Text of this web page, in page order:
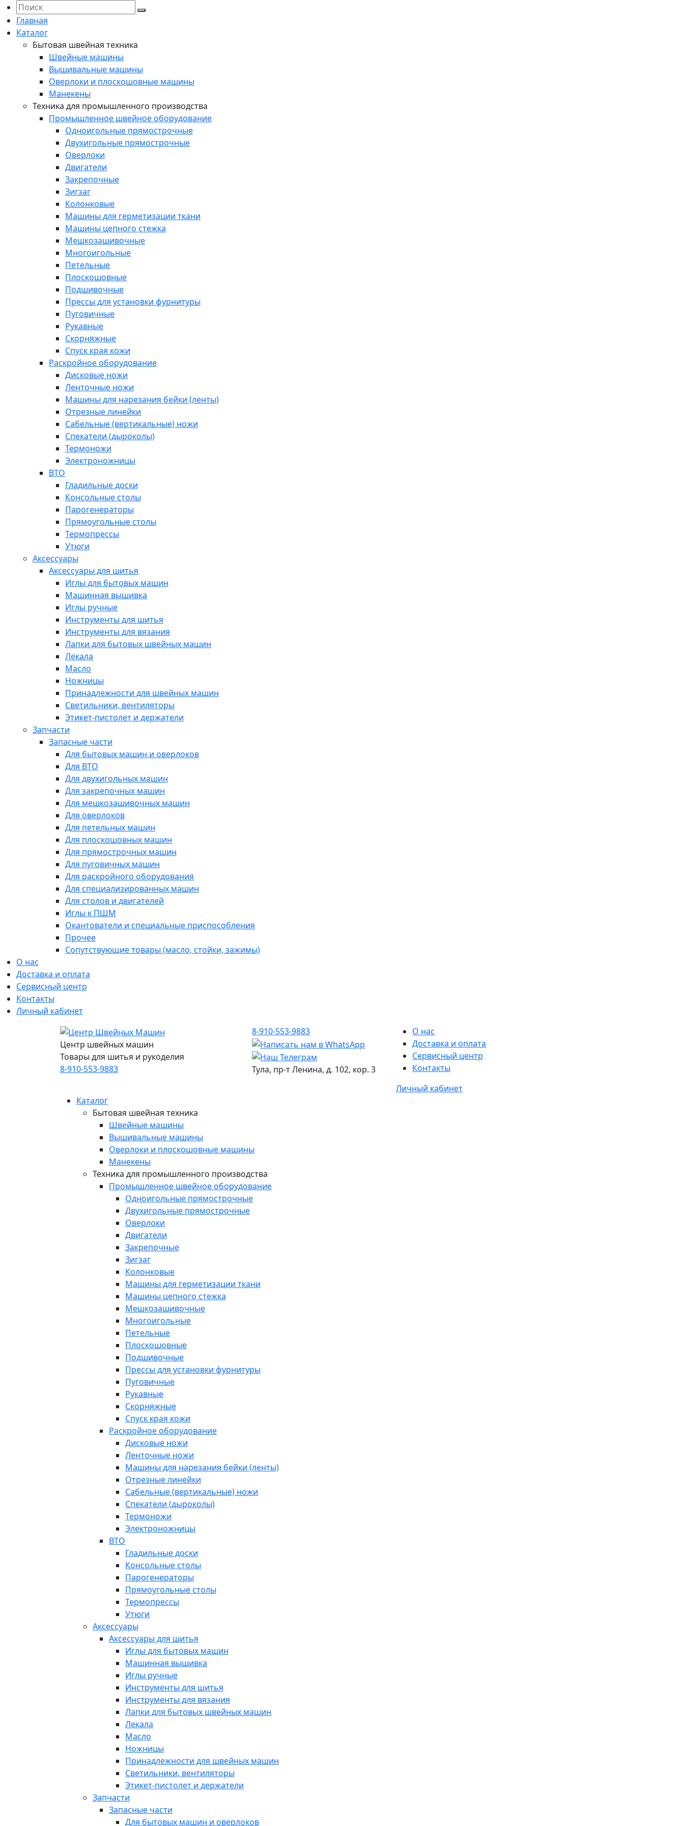
Главная
Каталог
Бытовая швейная техника
Швейные машины
Вышивальные машины
Оверлоки и плоскошовные машины
Манекены
Техника для промышленного производства
Промышленное швейное оборудование
Одноигольные прямострочные
Двухигольные прямострочные
Оверлоки
Двигатели
Закрепочные
Зигзаг
Колонковые
Машины для герметизации ткани
Машины цепного стежка
Мешкозашивочные
Многоигольные
Петельные
Плоскошовные
Подшивочные
Прессы для установки фурнитуры
Пуговичные
Рукавные
Скорняжные
Спуск края кожи
Раскройное оборудование
Дисковые ножи
Ленточные ножи
Машины для нарезания бейки (ленты)
Отрезные линейки
Сабельные (вертикальные) ножи
Спекатели (дыроколы)
Термоножи
Электроножницы
ВТО
Гладильные доски
Консольные столы
Парогенераторы
Прямоугольные столы
Термопрессы
Утюги
Аксессуары
Аксессуары для шитья
Иглы для бытовых машин
Машинная вышивка
Иглы ручные
Инструменты для шитья
Инструменты для вязания
Лапки для бытовых швейных машин
Лекала
Масло
Ножницы
Принадлежности для швейных машин
Светильники, вентиляторы
Этикет-пистолет и держатели
Запчасти
Запасные части
Для бытовых машин и оверлоков
Для ВТО
Для двухигольных машин
Для закрепочных машин
Для мешкозашивочных машин
Для оверлоков
Для петельных машин
Для плоскошовных машин
Для прямострочных машин
Для пуговичных машин
Для раскройного оборудования
Для специализированных машин
Для столов и двигателей
Иглы к ПШМ
Окантователи и специальные приспособления
Прочее
Сопутствующие товары (масло, стойки, зажимы)
О нас
Доставка и оплата
Сервисный центр
Контакты
Личный кабинет
Центр швейных машин
Товары для шитья и рукоделия
8-910-553-9883
8-910-553-9883
Тула, пр-т Ленина, д. 102, кор. 3
О нас
Доставка и оплата
Сервисный центр
Контакты
Личный кабинет
Каталог
Бытовая швейная техника
Швейные машины
Вышивальные машины
Оверлоки и плоскошовные машины
Манекены
Техника для промышленного производства
Промышленное швейное оборудование
Одноигольные прямострочные
Двухигольные прямострочные
Оверлоки
Двигатели
Закрепочные
Зигзаг
Колонковые
Машины для герметизации ткани
Машины цепного стежка
Мешкозашивочные
Многоигольные
Петельные
Плоскошовные
Подшивочные
Прессы для установки фурнитуры
Пуговичные
Рукавные
Скорняжные
Спуск края кожи
Раскройное оборудование
Дисковые ножи
Ленточные ножи
Машины для нарезания бейки (ленты)
Отрезные линейки
Сабельные (вертикальные) ножи
Спекатели (дыроколы)
Термоножи
Электроножницы
ВТО
Гладильные доски
Консольные столы
Парогенераторы
Прямоугольные столы
Термопрессы
Утюги
Аксессуары
Аксессуары для шитья
Иглы для бытовых машин
Машинная вышивка
Иглы ручные
Инструменты для шитья
Инструменты для вязания
Лапки для бытовых швейных машин
Лекала
Масло
Ножницы
Принадлежности для швейных машин
Светильники, вентиляторы
Этикет-пистолет и держатели
Запчасти
Запасные части
Для бытовых машин и оверлоков